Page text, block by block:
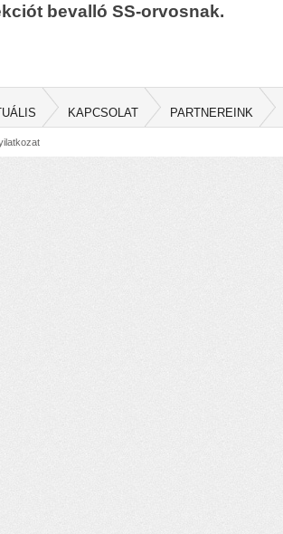
bevalló SS-orvosnak.
KAPCSOLAT PARTNEREINK